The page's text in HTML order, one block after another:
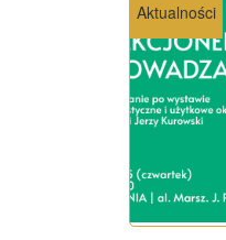
Aktualności